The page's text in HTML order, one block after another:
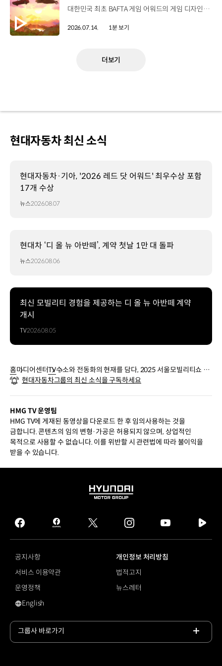
대한민국 최초 BAFTA 게임 어워드의 게임 디자인 부문 수상에 빛나는‘데이브 더 다이버’의 최신 DLC에 포니 픽업이 등장합니다.데이브 더 다이버 - 인 더 정글 속 포니 픽업의 활약을 체험해 보세요. Steam, Nintendo Switch 2 Nintendo Switch, PS5 PS4, Xbox Series X|S, Epic Games Store에서 만나 볼 수 있습니다. #현대자동차 #데이브더다이버 #인더정글 #민트로켓 #게임콜라보 #포니픽업 #포니 유튜브 쇼츠 보기 >
2026.07.14. 1분 보기
더보기
현대자동차 최신 소식
현대자동차·기아, '2026 레드 닷 어워드' 최우수상 포함
17개 수상
뉴스2026.08.07
현대차 ‘디 올 뉴 아반떼’, 계약 첫날 1만 대 돌파
뉴스2026.08.06
최신 모빌리티 경험을 제공하는 디 올 뉴 아반떼 계약
개시
TV2026.08.05
홈미디어센터TV수소와 전동화의 현재를 담다, 2025 서울모빌리티쇼 현
대자동차 전시관
현대자동차그룹의 최신 소식을 구독하세요
HMG TV 운영팀
HMG TV에 게재된 동영상을 다운로드 한 후 임의사용하는 것을
금합니다. 콘텐츠의 임의 변형·가공은 허용되지 않으며, 상업적인
목적으로 사용할 수 없습니다. 이를 위반할 시 관련법에 따라 불이익을
받을 수 있습니다.
HYUNDAI
GROUP
facebook
hmg
journal
twitter instagram
tv
공지사항
개인정보 처리방침
서비스 이용약관
법적고지
운영정책
뉴스레터
영문 사이트로 이동
English
그룹사 바로가기